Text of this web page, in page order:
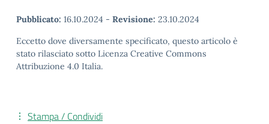
Pubblicato: 16.10.2024 - Revisione: 23.10.2024
Eccetto dove diversamente specificato, questo articolo è
stato rilasciato sotto Licenza Creative Commons
Attribuzione 4.0 Italia.
Stampa / Condividi